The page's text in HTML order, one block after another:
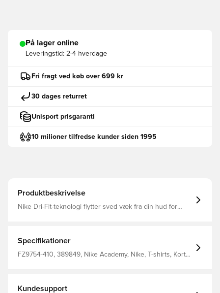
På lager online
Leveringstid: 2-4 hverdage
Fri fragt ved køb over 699 kr
30 dages returret
Unisport prisgaranti
10 milioner tilfredse kunder siden 1995
Produktbeskrivelse
Nike Dri-Fit-teknologi flytter sved væk fra din hud for
Specifikationer
FZ9754-410, 389849, Nike Academy, Nike, T-shirts, Kort
Kundesupport